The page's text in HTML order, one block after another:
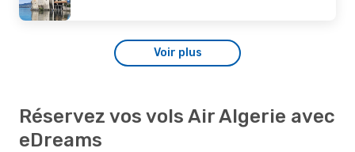
Voir plus
Réservez vos vols Air Algerie avec
eDreams